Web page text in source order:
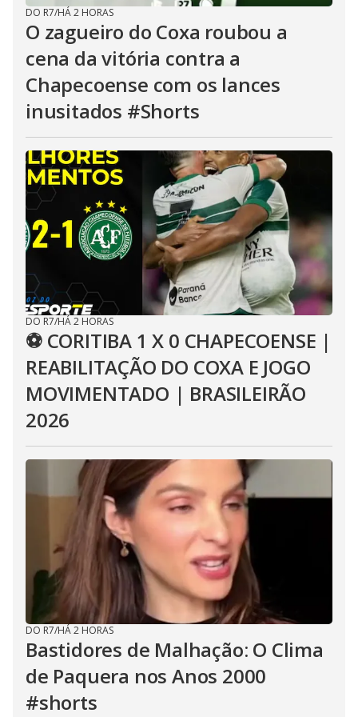
DO R7/HÁ 2 HORAS
O zagueiro do Coxa roubou a
cena da vitória contra a
Chapecoense com os lances
inusitados #Shorts
DO R7/HÁ 2 HORAS
⚽ CORITIBA 1 X 0 CHAPECOENSE |
REABILITAÇÃO DO COXA E JOGO
MOVIMENTADO | BRASILEIRÃO
2026
DO R7/HÁ 2 HORAS
Bastidores de Malhação: O Clima
de Paquera nos Anos 2000
#shorts